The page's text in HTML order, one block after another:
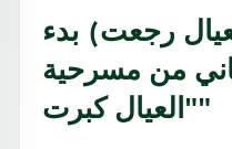
رجعت) بدء
من مسرحية
"العيال كبرت"